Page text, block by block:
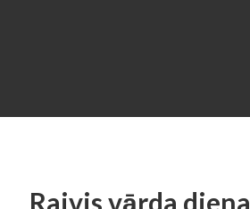
Raivis vārda diena